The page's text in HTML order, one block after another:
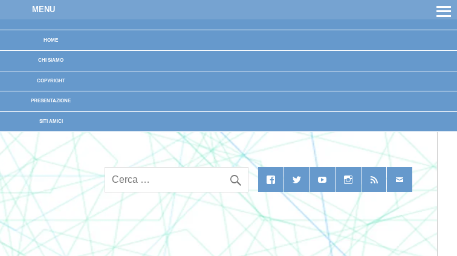
MENU
HOME
CHI SIAMO
COPYRIGHT
PRESENTAZIONE
SITI AMICI